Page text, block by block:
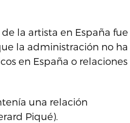
la artista en España fue
la administración no ha
en España o relaciones
una relación
Piqué).